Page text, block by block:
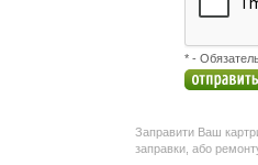
* -
Заправити Ваш
заправки, або